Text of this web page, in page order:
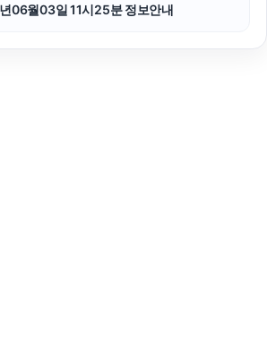
06월03일 11시25분 정보안내